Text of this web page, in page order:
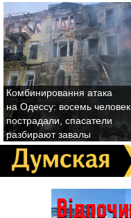
Комбинировання атака
на Одессу: восемь человек
пострадали, спасатели
разбирают завалы